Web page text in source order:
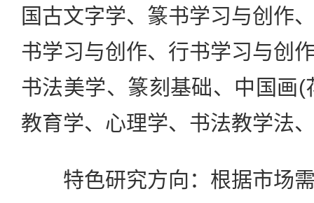
国古文字学、篆书学习与创作
书学习与创作、行书学习与创
书法美学、篆刻基础、中国画
教育学、心理学、书法教学法
特色研究方向：根据市场需